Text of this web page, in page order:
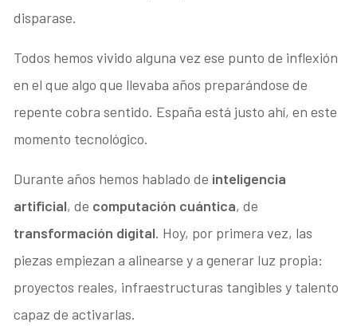
disparase.
Todos hemos vivido alguna vez ese punto de inflexión
en el que algo que llevaba años preparándose de
repente cobra sentido. España está justo ahí, en este
momento tecnológico.
Durante años hemos hablado de inteligencia
artificial, de computación cuántica, de
transformación digital. Hoy, por primera vez, las
piezas empiezan a alinearse y a generar luz propia:
proyectos reales, infraestructuras tangibles y talento
capaz de activarlas.